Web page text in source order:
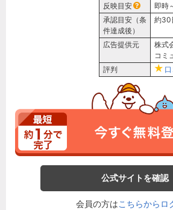
反映目安
即時
承認目安（条
件達成後）
約30
広告提供元
株式
コミ
評判
口
公式サイトを確認
会員の方はこちらからロ